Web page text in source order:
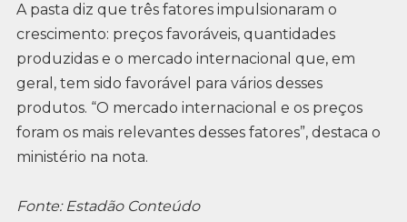
A pasta diz que três fatores impulsionaram o
crescimento: preços favoráveis, quantidades
produzidas e o mercado internacional que, em
geral, tem sido favorável para vários desses
produtos. “O mercado internacional e os preços
foram os mais relevantes desses fatores”, destaca o
ministério na nota.
Fonte: Estadão Conteúdo